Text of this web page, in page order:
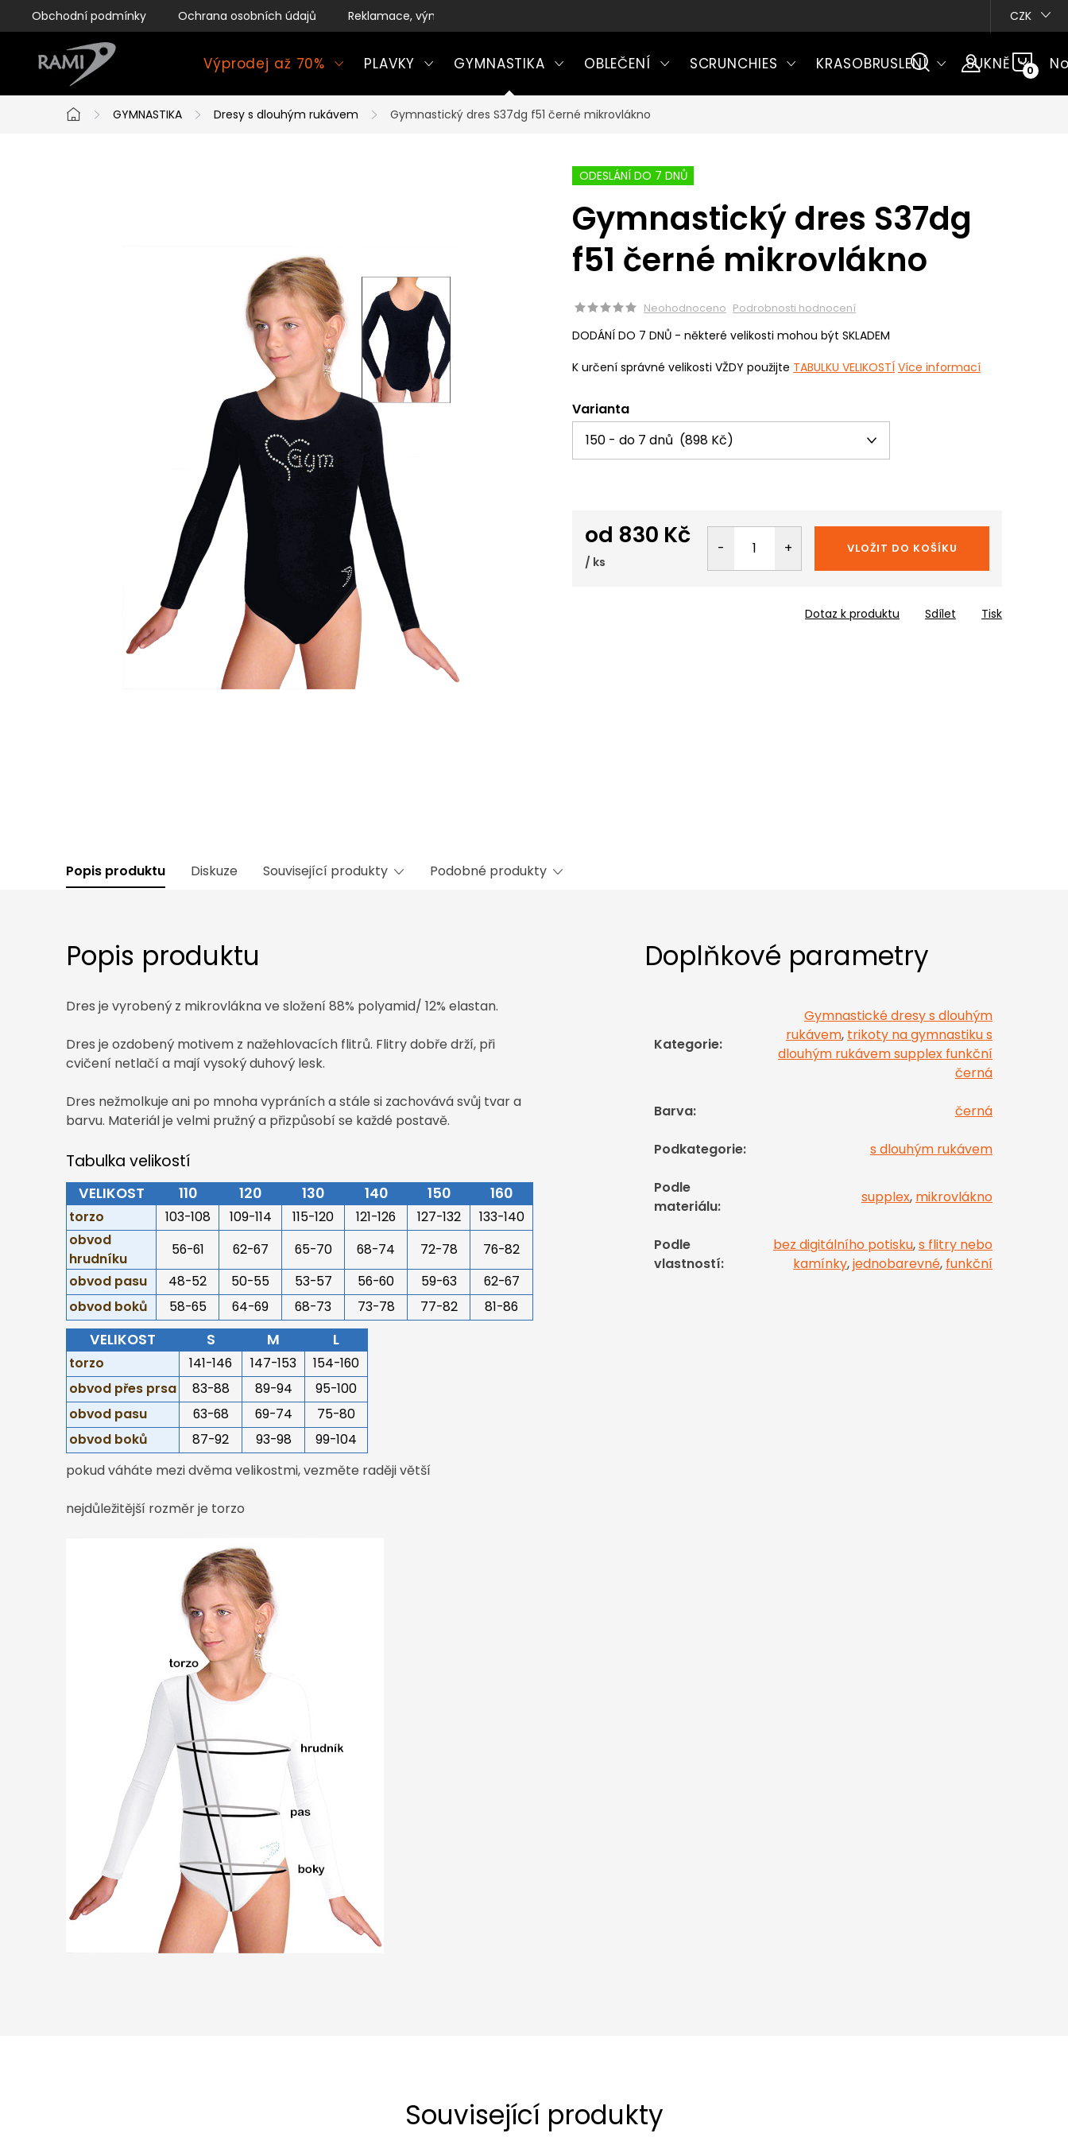
na
Obchodní podmínky Ochrana osobních údajů Reklamace, výměny a vrácení zboží CZK
Výprodej až 70% PLAVKY GYMNASTIKA OBLEČENÍ SCRUNCHIES KRASOBRUSLENÍ SUKNĚ
Domů
GYMNASTIKA Dresy s dlouhým rukávem Gymnastický dres S37dg f51 černé mikrovlákno
ODESLÁNÍ DO 7 DNŮ
Gymnastický dres S37dg
f51 černé mikrovlákno
Neohodnoceno Podrobnosti hodnocení
DODÁNÍ DO 7 DNŮ - některé velikosti mohou být SKLADEM
K určení správné velikosti VŽDY použijte TABULKU VELIKOSTÍ Více informací
Varianta
od 830 Kč
/ ks
VLOŽIT DO KOŠÍKU
Tisk
Dotaz k produktu Sdílet
Popis produktu Diskuze Související produkty Podobné produkty
Popis produktu
Dres je vyrobený z mikrovlákna ve složení 88% polyamid/ 12% elastan.
Dres je ozdobený motivem z nažehlovacích flitrů. Flitry dobře drží, při
cvičení netlačí a mají vysoký duhový lesk.
Dres nežmolkuje ani po mnoha vypráních a stále si zachovává svůj tvar a
barvu. Materiál je velmi pružný a přizpůsobí se každé postavě.
Tabulka velikostí
VELIKOST 110 120 130 140 150 160
torzo 103-108 109-114 115-120 121-126 127-132
133-140
obvod
hrudníku
56-61 62-67 65-70 68-74 72-78
76-82
obvod pasu
48-52 50-55 53-57 56-60 59-63
62-67
obvod boků
58-65 64-69 68-73 73-78 77-82 81-86
VELIKOST S M L
torzo 141-146 147-153
154-160
obvod přes prsa
83-88 89-94
95-100
obvod pasu
63-68 69-74
75-80
obvod boků
87-92 93-98
99-104
pokud váháte mezi dvěma velikostmi, vezměte raději větší
nejdůležitější rozměr je torzo
Doplňkové parametry
Kategorie:
Gymnastické dresy s dlouhým
rukávem, trikoty na gymnastiku s
dlouhým rukávem supplex funkční
černá
Barva: černá
Podkategorie: s dlouhým rukávem
Podle
materiálu:
supplex, mikrovlákno
Podle
vlastností:
bez digitálního potisku,s flitry nebo
kamínky,jednobarevné, funkční
Související produkty